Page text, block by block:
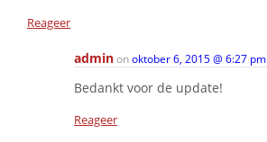
Reageer
adminonoktober 6, 2015 @ 6:27 pm
Bedankt voor de update!
Reageer